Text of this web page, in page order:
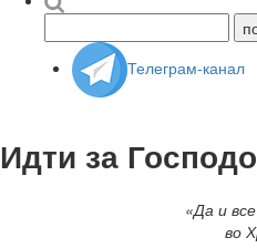
Телеграм-канал
Идти за
«Да и
во